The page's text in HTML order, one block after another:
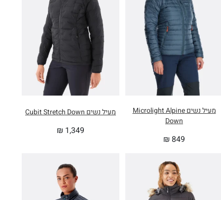
מעיל נשים Microlight Alpine
Down
₪ 849
מעיל נשים Cubit Stretch Down
₪ 1,349